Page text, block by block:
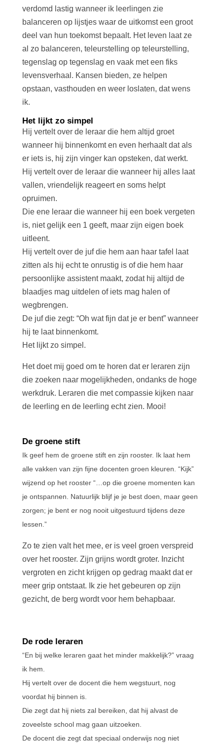
verdomd lastig wanneer ik leerlingen zie
balanceren op lijstjes waar de uitkomst een groot
deel van hun toekomst bepaalt. Het leven laat ze
al zo balanceren, teleurstelling op teleurstelling,
tegenslag op tegenslag en vaak met een fiks
levensverhaal. Kansen bieden, ze helpen
opstaan, vasthouden en weer loslaten, dat wens
ik.
Het lijkt zo simpel
Hij vertelt over de leraar die hem altijd groet
wanneer hij binnenkomt en even herhaalt dat als
er iets is, hij zijn vinger kan opsteken, dat werkt.
Hij vertelt over de leraar die wanneer hij alles laat
vallen, vriendelijk reageert en soms helpt
opruimen.
Die ene leraar die wanneer hij een boek vergeten
is, niet gelijk een 1 geeft, maar zijn eigen boek
uitleent.
Hij vertelt over de juf die hem aan haar tafel laat
zitten als hij echt te onrustig is of die hem haar
persoonlijke assistent maakt, zodat hij altijd de
blaadjes mag uitdelen of iets mag halen of
wegbrengen.
De juf die zegt: “Oh wat fijn dat je er bent” wanneer
hij te laat binnenkomt.
Het lijkt zo simpel.
Het doet mij goed om te horen dat er leraren zijn
die zoeken naar mogelijkheden, ondanks de hoge
werkdruk. Leraren die met compassie kijken naar
de leerling en de leerling echt zien. Mooi!
De groene stift
Ik geef hem de groene stift en zijn rooster. Ik laat hem
alle vakken van zijn fijne docenten groen kleuren. “Kijk”
wijzend op het rooster “…op die groene momenten kan
je ontspannen. Natuurlijk blijf je je best doen, maar geen
zorgen; je bent er nog nooit uitgestuurd tijdens deze
lessen.”
Zo te zien valt het mee, er is veel groen verspreid
over het rooster. Zijn grijns wordt groter. Inzicht
vergroten en zicht krijgen op gedrag maakt dat er
meer grip ontstaat. Ik zie het gebeuren op zijn
gezicht, de berg wordt voor hem behapbaar.
De rode leraren
“En bij welke leraren gaat het minder makkelijk?” vraag
ik hem.
Hij vertelt over de docent die hem wegstuurt, nog
voordat hij binnen is.
Die zegt dat hij niets zal bereiken, dat hij alvast de
zoveelste school mag gaan uitzoeken.
De docent die zegt dat speciaal onderwijs nog niet